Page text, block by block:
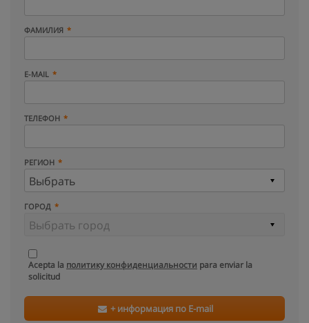
ФАМИЛИЯ
E-MAIL
ТЕЛЕФОН
РЕГИОН
ГОРОД
Acepta la политику конфиденциальности para enviar la
solicitud
+ информация по E-mail